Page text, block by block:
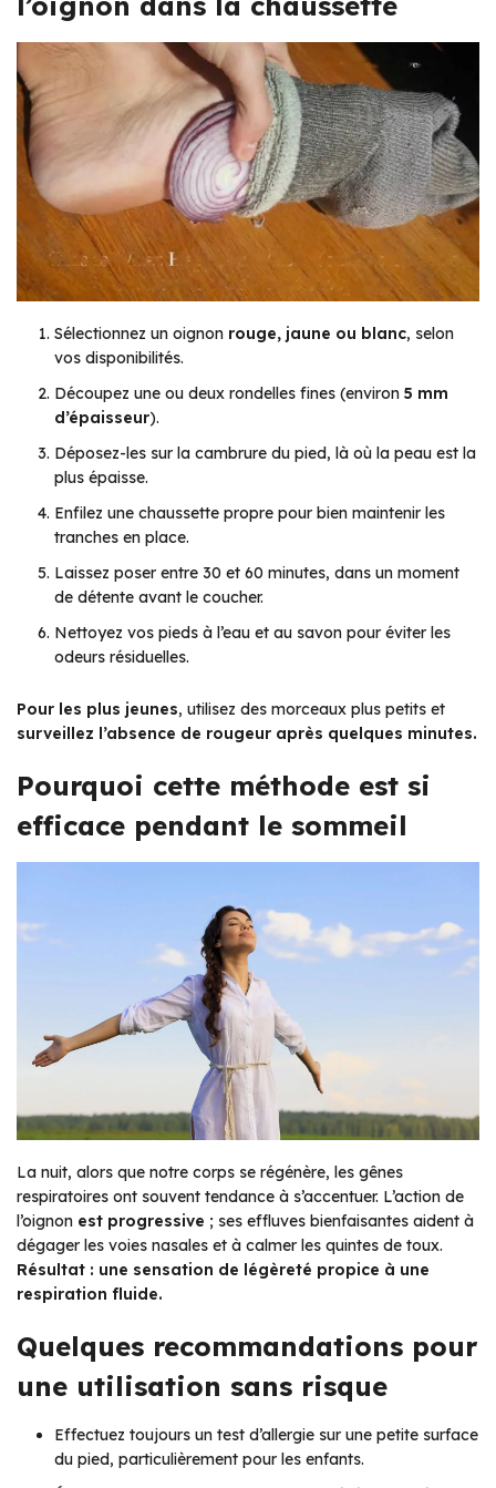
Sélectionnez un oignon rouge, jaune ou blanc, selon
vos disponibilités.
Découpez une ou deux rondelles fines (environ 5 mm
d’épaisseur).
Déposez-les sur la cambrure du pied, là où la peau est la
plus épaisse.
Enfilez une chaussette propre pour bien maintenir les
tranches en place.
Laissez poser entre 30 et 60 minutes, dans un moment
de détente avant le coucher.
Nettoyez vos pieds à l’eau et au savon pour éviter les
odeurs résiduelles.
Pour les plus jeunes, utilisez des morceaux plus petits et
surveillez l’absence de rougeur après quelques minutes.
Pourquoi cette méthode est si
efficace pendant le sommeil
La nuit, alors que notre corps se régénère, les gênes
respiratoires ont souvent tendance à s’accentuer. L’action de
l’oignon est progressive ; ses effluves bienfaisantes aident à
dégager les voies nasales et à calmer les quintes de toux.
Résultat : une sensation de légèreté propice à une
respiration fluide.
Quelques recommandations pour
une utilisation sans risque
Effectuez toujours un test d’allergie sur une petite surface
du pied, particulièrement pour les enfants.